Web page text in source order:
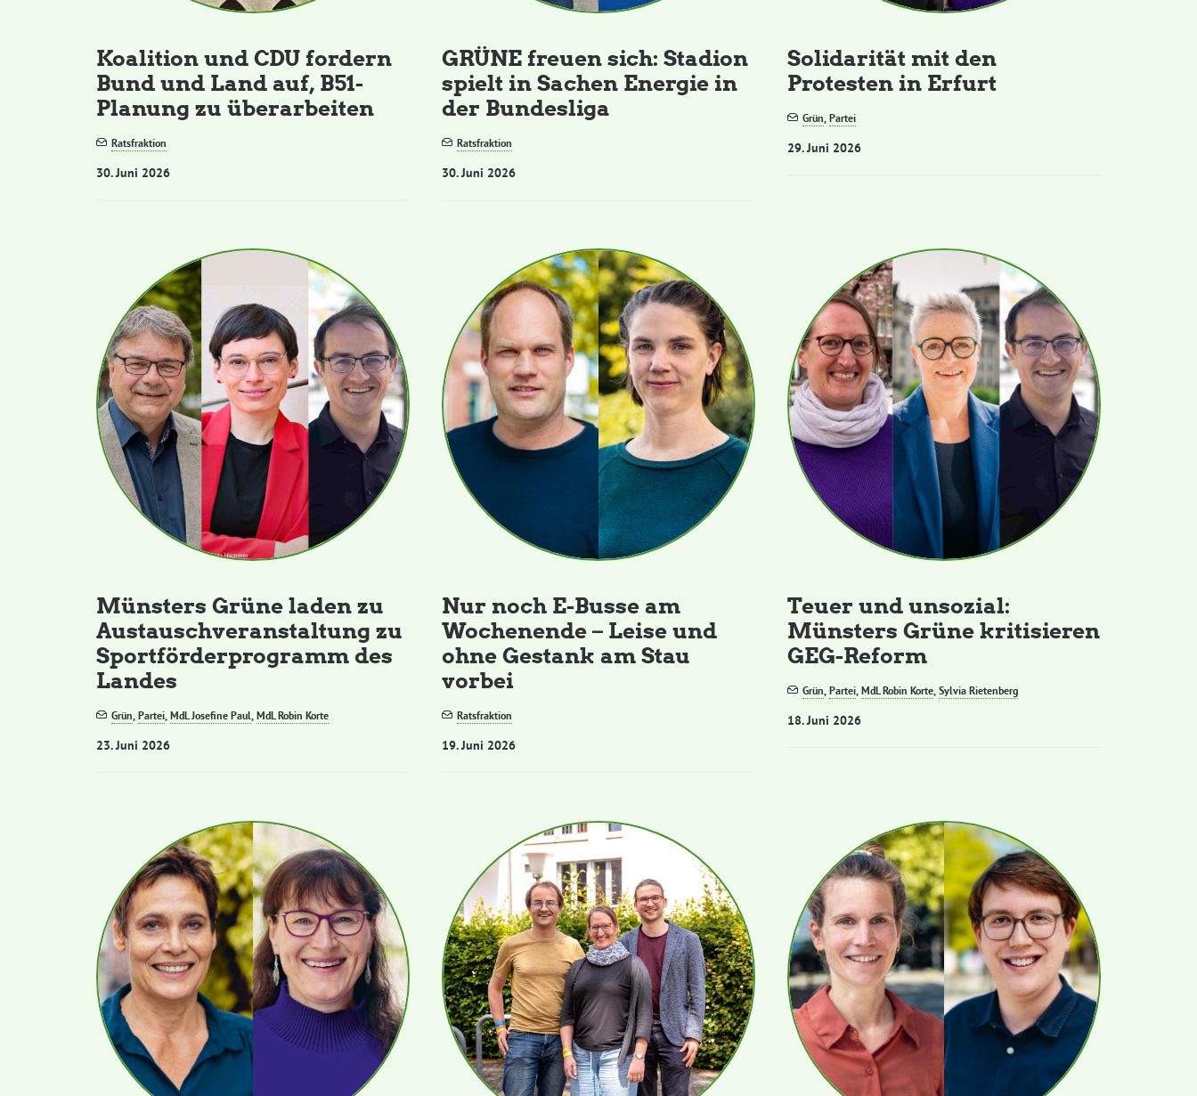
Koalition und CDU fordern
Bund und Land auf, B51-
Planung zu überarbeiten
Ratsfraktion
30. Juni 2026
GRÜNE freuen sich: Stadion
spielt in Sachen Energie in
der Bundesliga
Ratsfraktion
30. Juni 2026
Solidarität mit den
Protesten in Erfurt
Grün,Partei
29. Juni 2026
Münsters Grüne laden zu
Austauschveranstaltung zu
Sportförderprogramm des
Landes
Grün,Partei,MdL Josefine Paul,MdL Robin Korte
23. Juni 2026
Nur noch E-Busse am
Wochenende – Leise und
ohne Gestank am Stau
vorbei
Ratsfraktion
19. Juni 2026
Teuer und unsozial:
Münsters Grüne kritisieren
GEG-Reform
Grün,Partei,MdL Robin Korte,Sylvia Rietenberg
18. Juni 2026